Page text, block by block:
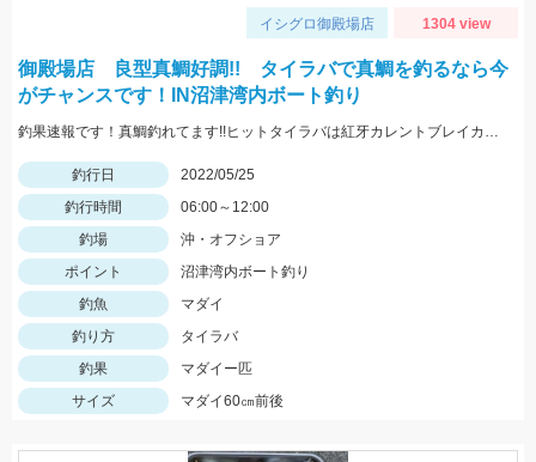
イシグロ御殿場店 1304 view
御殿場店 良型真鯛好調!! タイラバで真鯛を釣るなら今
がチャンスです！IN沼津湾内ボート釣り
釣果速報です！真鯛釣れてます!!ヒットタイラバは紅牙カレントブレイカー「ギャルピンク」
釣行日
2022/05/25
釣行時間
06:00～12:00
釣場
沖・オフショア
ポイント
沼津湾内ボート釣り
釣魚
マダイ
釣り方
タイラバ
釣果
マダイー匹
サイズ
マダイ60㎝前後